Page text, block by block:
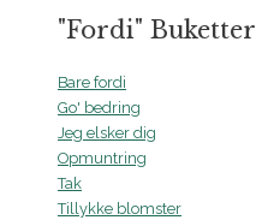
"Fordi" Buketter
Bare fordi
Go' bedring
Jeg elsker dig
Opmuntring
Tak
Tillykke blomster